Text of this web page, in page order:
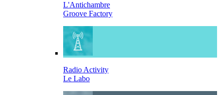
L'Antichambre
Groove Factory
Radio Activity
Le Labo